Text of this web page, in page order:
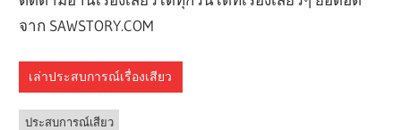
จาก SAWSTORY.COM
เล่าประสบการณ์เรื่องเสียว
ประสบการณ์เสียว